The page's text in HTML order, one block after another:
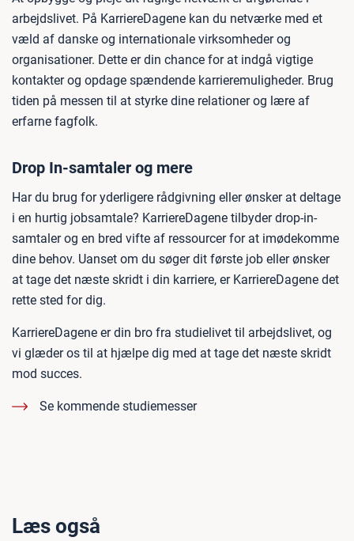
arbejdslivet. På KarriereDagene kan du netværke med et
væld af danske og internationale virksomheder og
organisationer. Dette er din chance for at indgå vigtige
kontakter og opdage spændende karrieremuligheder. Brug
tiden på messen til at styrke dine relationer og lære af
erfarne fagfolk.
Drop In-samtaler og mere
Har du brug for yderligere rådgivning eller ønsker at deltage
i en hurtig jobsamtale? KarriereDagene tilbyder drop-in-
samtaler og en bred vifte af ressourcer for at imødekomme
dine behov. Uanset om du søger dit første job eller ønsker
at tage det næste skridt i din karriere, er KarriereDagene det
rette sted for dig.
KarriereDagene er din bro fra studielivet til arbejdslivet, og
vi glæder os til at hjælpe dig med at tage det næste skridt
mod succes.
Se kommende studiemesser
Læs også